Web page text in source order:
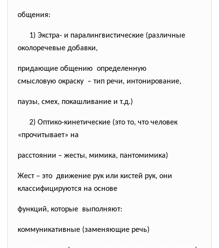
общения:
1) Экстра- и паралингвистические (различные
околоречевые добавки,
придающие общению определенную
смысловую окраску – тип речи, интонирование,
паузы, смех, покашливание и т.д.)
2) Оптико-кинетические (это то, что человек
«прочитывает» на
расстоянии – жесты, мимика, пантомимика)
Жест – это движение рук или кистей рук, они
классифицируются на основе
функций, которые выполняют:
коммуникативные (заменяющие речь)